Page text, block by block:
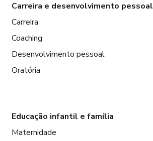
Carreira e desenvolvimento pessoal
Carreira
Coaching
Desenvolvimento pessoal
Oratória
Educação infantil e família
Maternidade